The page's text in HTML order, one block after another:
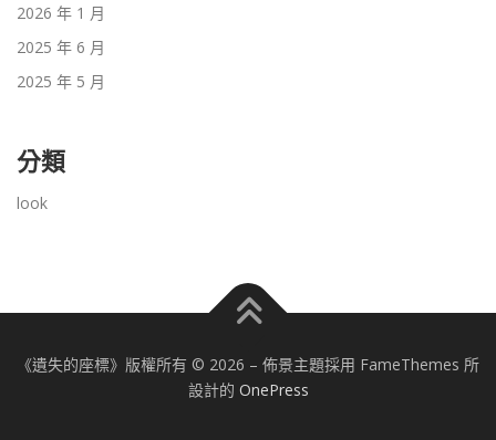
2026 年 1 月
2025 年 6 月
2025 年 5 月
分類
look
《遺失的座標》版權所有 © 2026 – 佈景主題採用 FameThemes 所
設計的 OnePress